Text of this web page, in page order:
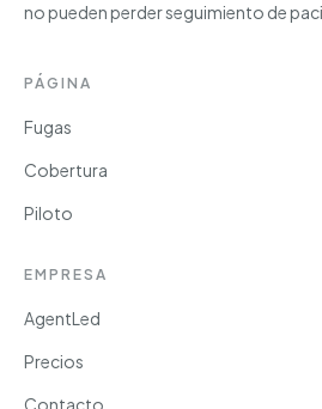
no pueden perder seguimiento de
PÁGINA
Fugas
Cobertura
Piloto
EMPRESA
AgentLed
Precios
Contacto